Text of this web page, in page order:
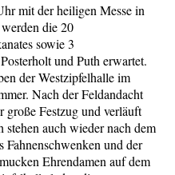
mit der heiligen Messe in
die 20
sowie 3
und Puth erwartet.
der Westzipfelhalle im
Nach der Feldandacht
große Festzug und verläuft
auch wieder nach dem
Fahnenschwenken und der
Ehrendamen auf dem